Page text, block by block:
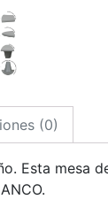
(0)
Esta mesa